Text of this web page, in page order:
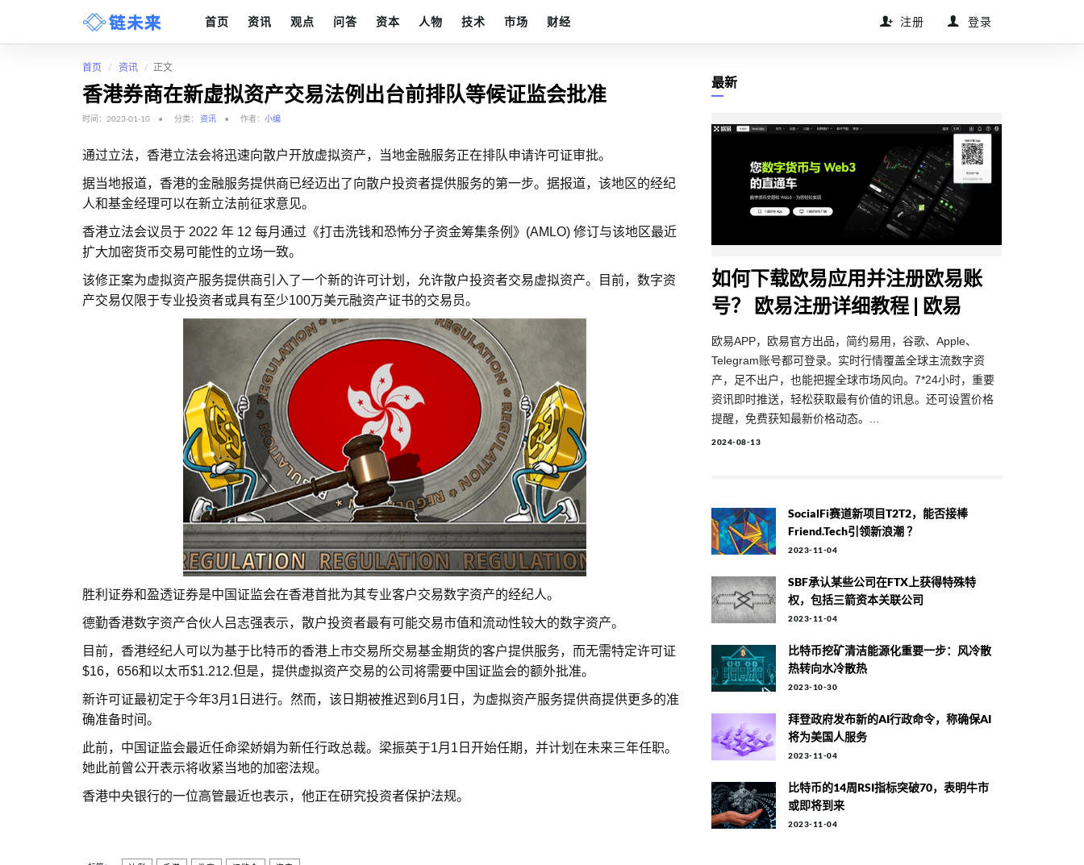
注册 登录
首页 资讯 观点 问答 资本 人物 技术 市场 财经
首页 资讯 正文
香港券商在新虚拟资产交易法例出台前排队等候证监会批准
时间：2023-01-10 分类： 资讯 作者： 小编
通过立法，香港立法会将迅速向散户开放虚拟资产，当地金融服务正在排队申请许可证审批。
据当地报道，香港的金融服务提供商已经迈出了向散户投资者提供服务的第一步。据报道，该地区的经纪
人和基金经理可以在新立法前征求意见。
香港立法会议员于 2022 年 12 每月通过《打击洗钱和恐怖分子资金筹集条例》(AMLO) 修订与该地区最近
扩大加密货币交易可能性的立场一致。
该修正案为虚拟资产服务提供商引入了一个新的许可计划，允许散户投资者交易虚拟资产。目前，数字资
产交易仅限于专业投资者或具有至少100万美元融资产证书的交易员。
胜利证券和盈透证券是中国证监会在香港首批为其专业客户交易数字资产的经纪人。
德勤香港数字资产合伙人吕志强表示，散户投资者最有可能交易市值和流动性较大的数字资产。
目前，香港经纪人可以为基于比特币的香港上市交易所交易基金期货的客户提供服务，而无需特定许可证
$16，656和以太币$1.212.但是，提供虚拟资产交易的公司将需要中国证监会的额外批准。
新许可证最初定于今年3月1日进行。然而，该日期被推迟到6月1日，为虚拟资产服务提供商提供更多的准
确准备时间。
此前，中国证监会最近任命梁娇娟为新任行政总裁。梁振英于1月1日开始任期，并计划在未来三年任职。
她此前曾公开表示将收紧当地的加密法规。
香港中央银行的一位高管最近也表示，他正在研究投资者保护法规。
最新
如何下载欧易应用并注册欧易账
号？ 欧易注册详细教程 | 欧易
欧易APP，欧易官方出品，简约易用，谷歌、Apple、
Telegram账号都可登录。实时行情覆盖全球主流数字资
产，足不出户，也能把握全球市场风向。7*24小时，重要
资讯即时推送，轻松获取最有价值的讯息。还可设置价格
提醒，免费获知最新价格动态。...
2024-08-13
SocialFi赛道新项目T2T2，能否接棒
Friend.tech引领新浪潮 ？
2023-11-04
SBF承认某些公司在FTX上获得特殊特
权，包括三箭资本关联公司
2023-11-04
比特币挖矿清洁能源化重要一步：风冷散
热转向水冷散热
2023-10-30
拜登政府发布新的AI行政命令，称确保AI
将为美国人服务
2023-11-04
比特币的14周RSI指标突破70，表明牛市
或即将到来
2023-11-04